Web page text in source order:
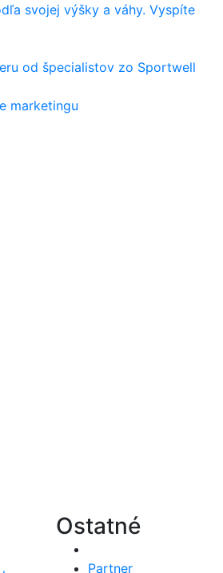
svojej výšky a váhy. Vyspíte
od špecialistov zo Sportwell
marketingu
Ostatné
Partner